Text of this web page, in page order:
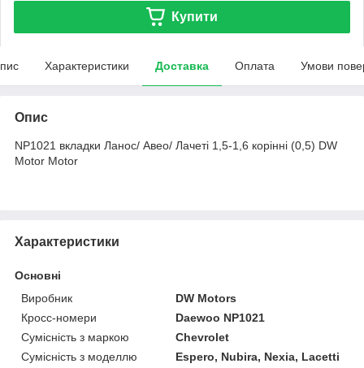
Купити
Характеристики Доставка Оплата Умови
Опис
NP1021 вкладки Ланос/ Авео/ Лачеті 1,5-1,6 корінні (0,5) DW
Motor Motor
Характеристики
Основні
Виробник
DW Motors
Кросс-номери
Daewoo NP1021
Сумісність з маркою
Chevrolet
Сумісність з моделлю
Espero, Nubira, Nexia, Lacetti